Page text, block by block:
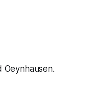
Oeynhausen.